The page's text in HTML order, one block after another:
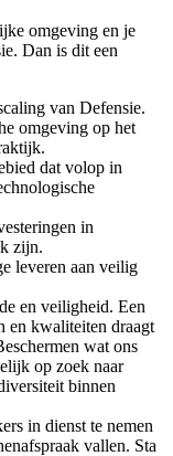
omgeving en je
Dan is dit een
van Defensie.
omgeving op het
dat volop in
in
zijn.
leveren aan veilig
en veiligheid. Een
en kwaliteiten draagt
wat ons
op zoek naar
binnen
in dienst te nemen
vallen. Sta